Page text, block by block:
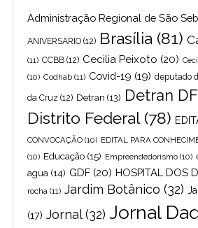
Administração Regional de São
ANIVERSARIO (12) Brasília (81)
(11) CCBB (12) Cecilia Peixoto (20)
(10) Codhab (11) Covid-19 (19) deputado
da Cruz (12) Detran (13) Detran DF
Distrito Federal(78)
CONVOCAÇÃO (10) EDITAL PARA
(10) Educação (15) Empreendedorismo (10)
agua (14) GDF (20) HOSPITAL DOS
rocha (11) Jardim Botânico (32)
(17) Jornal(32) Jornal